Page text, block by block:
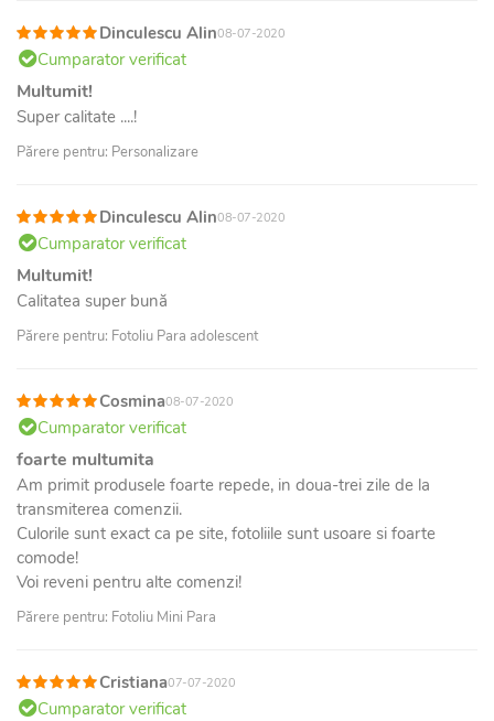
Dinculescu Alin08-07-2020
Cumparator verificat
Multumit!
Super calitate ....!
Părere pentru: Personalizare
Dinculescu Alin08-07-2020
Cumparator verificat
Multumit!
Calitatea super bună
Părere pentru: Fotoliu Para adolescent
Cosmina08-07-2020
Cumparator verificat
foarte multumita
Am primit produsele foarte repede, in doua-trei zile de la
transmiterea comenzii.
Culorile sunt exact ca pe site, fotoliile sunt usoare si foarte
comode!
Voi reveni pentru alte comenzi!
Părere pentru: Fotoliu Mini Para
Cristiana07-07-2020
Cumparator verificat